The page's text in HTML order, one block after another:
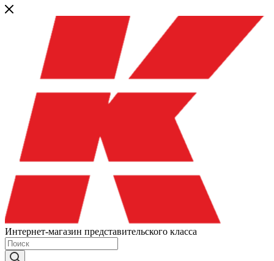
Интернет-магазин представительского класса